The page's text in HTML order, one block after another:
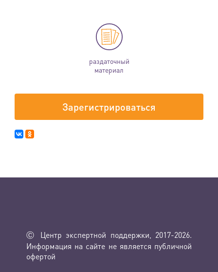
раздаточный
материал
Зарегистрироваться
Ⓒ Центр экспертной поддержки, 2017-2026.
Информация на сайте не является публичной
офертой